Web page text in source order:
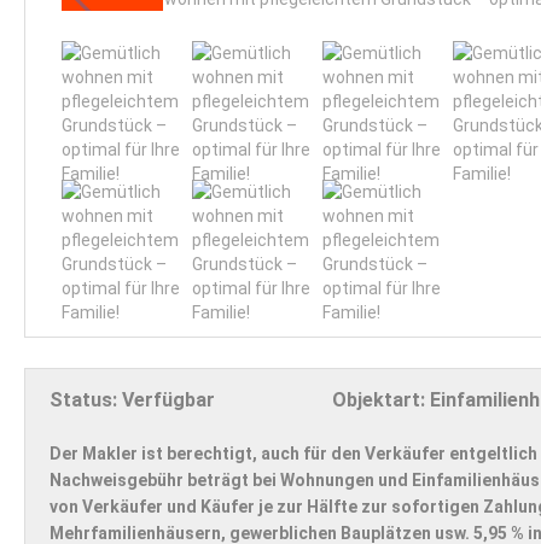
Status: Verfügbar Objektart:
Der Makler ist berechtigt, auch für den Verkäufer
Nachweisgebühr beträgt bei Wohnungen und
von Verkäufer und Käufer je zur Hälfte zur sofortigen
Mehrfamilienhäusern, gewerblichen Bauplätzen usw. 5,95